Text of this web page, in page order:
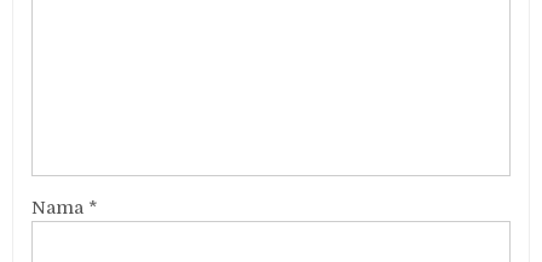
Nama *